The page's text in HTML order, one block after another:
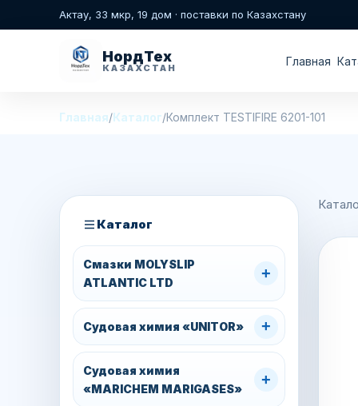
Актау, 33 мкр, 19 дом · поставки по Казахстану
НордТех
КАЗАХСТАН Главная
Главная/Каталог/Комплект TESTIFIRE 6201-101
Каталог
Смазки MOLYSLIP
ATLANTIC LTD
+
Судовая химия «UNITOR» +
Судовая химия
«MARICHEM MARIGASES»
+